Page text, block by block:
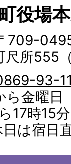
役場
709-
尺所555
93-
ら金曜
17時15
は宿日